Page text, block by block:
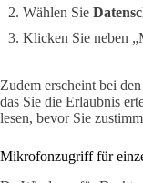
Wählen Sie
Klicken Sie neben
Zudem erscheint bei
das Sie die Erlaubnis
lesen, bevor Sie
Mikrofonzugriff für